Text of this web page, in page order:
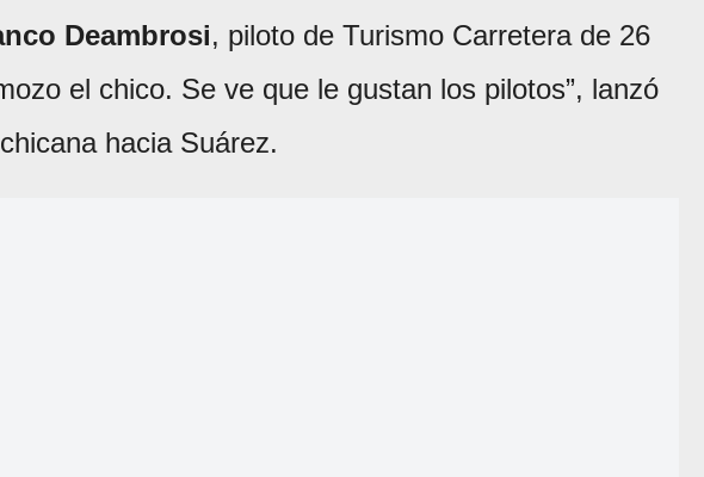
Deambrosi, piloto de Turismo Carretera de 26
el chico. Se ve que le gustan los pilotos”, lanzó
hacia Suárez.